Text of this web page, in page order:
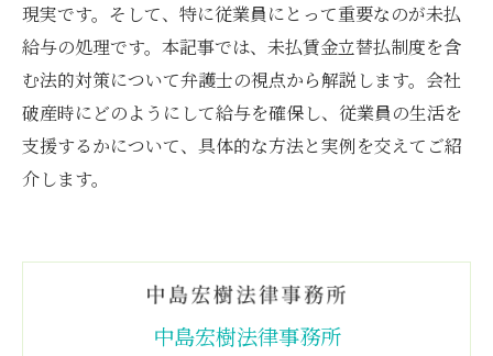
現実です。そして、特に従業員にとって重要なのが未払
給与の処理です。本記事では、未払賃金立替払制度を含
む法的対策について弁護士の視点から解説します。会社
破産時にどのようにして給与を確保し、従業員の生活を
支援するかについて、具体的な方法と実例を交えてご紹
介します。
中島宏樹法律事務所